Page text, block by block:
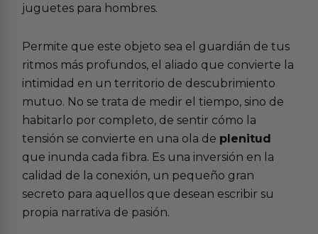
juguetes para hombres.
Permite que este objeto sea el guardián de tus
ritmos más profundos, el aliado que convierte la
intimidad en un territorio de descubrimiento
mutuo. No se trata de medir el tiempo, sino de
habitarlo por completo, de sentir cómo la
tensión se convierte en una ola de plenitud
que inunda cada fibra. Es una inversión en la
calidad de la conexión, un pequeño gran
secreto para aquellos que desean escribir su
propia narrativa de pasión.